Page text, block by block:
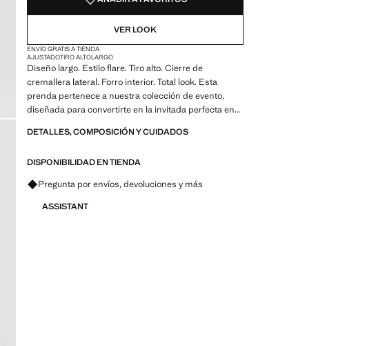
VER LOOK
ENVÍO GRATIS A TIENDA
AJUSTADOTIRO ALTOLARGO
Diseño largo. Estilo flare. Tiro alto. Cierre de
cremallera lateral. Forro interior. Total look. Esta
prenda pertenece a nuestra colección de evento,
diseñada para convertirte en la invitada perfecta en
y azul marino son exclusivo online
DETALLES, COMPOSICIÓN Y CUIDADOS
DISPONIBILIDAD EN TIENDA
Pregunta por envíos, devoluciones y más
ASSISTANT